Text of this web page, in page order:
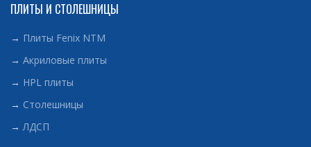
ПЛИТЫ И СТОЛЕШНИЦЫ
→ Плиты Fenix NTM
→ Акриловые плиты
→ HPL плиты
→ Столешницы
→ЛДСП